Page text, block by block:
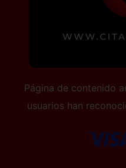
Página de contenido
usuarios han